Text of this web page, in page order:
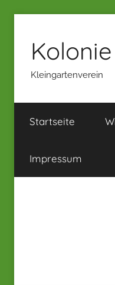
springen
Kleingartenverein
Startseite
Impressum